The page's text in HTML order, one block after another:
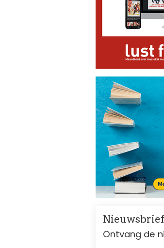
Nieuwsbrief
Ontvang de